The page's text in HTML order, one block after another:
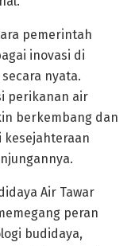
pemerintah
inovasi di
nyata.
perikanan air
berkembang dan
kesejahteraan
Air Tawar
peran
budidaya,